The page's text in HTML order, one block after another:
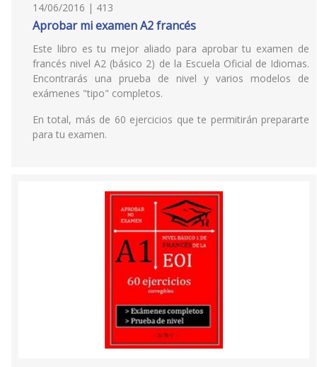
14/06/2016 | 413
Aprobar mi examen A2 francés
Este libro es tu mejor aliado para aprobar tu examen de
francés nivel A2 (básico 2) de la Escuela Oficial de Idiomas.
Encontrarás una prueba de nivel y varios modelos de
exámenes "tipo" completos.
En total, más de 60 ejercicios que te permitirán prepararte
para tu examen.